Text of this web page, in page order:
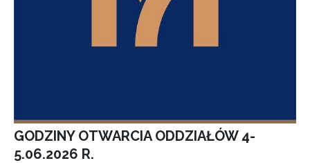
GODZINY OTWARCIA ODDZIAŁÓW 4-
5.06.2026 R.